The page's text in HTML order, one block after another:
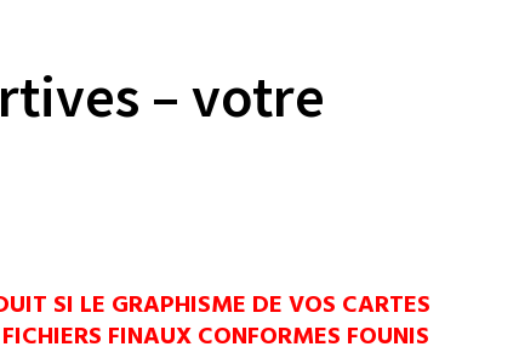
– votre
SI LE GRAPHISME DE VOS CARTES
FINAUX CONFORMES FOUNIS